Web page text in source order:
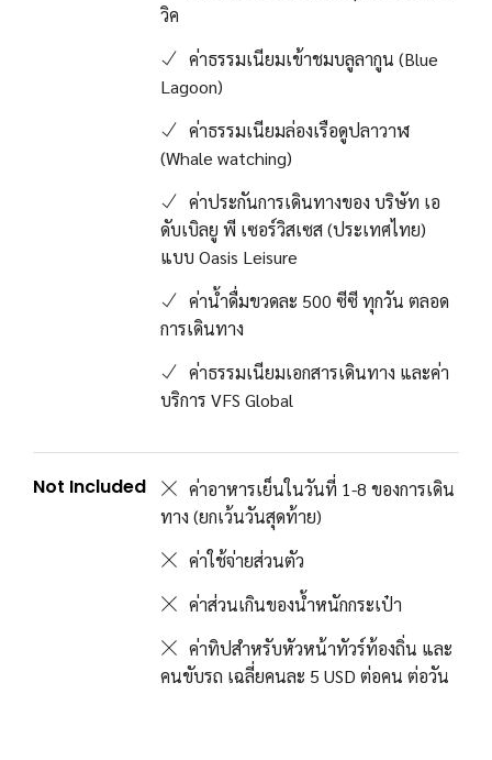
วิค
ค่าธรรมเนียมเข้าชมบลูลากูน (Blue
Lagoon)
ค่าธรรมเนียมล่องเรือดูปลาวาฬ
(Whale watching)
ค่าประกันการเดินทางของ บริษัท เอ
ดับเบิลยู พี เซอร์วิสเซส (ประเทศไทย)
แบบ Oasis Leisure
ค่าน้ำดื่มขวดละ 500 ซีซี ทุกวัน ตลอด
การเดินทาง
ค่าธรรมเนียมเอกสารเดินทาง และค่า
บริการ VFS Global
Not Included
ค่าอาหารเย็นในวันที่ 1-8 ของการเดิน
ทาง (ยกเว้นวันสุดท้าย)
ค่าใช้จ่ายส่วนตัว
ค่าส่วนเกินของน้ำหนักกระเป๋า
ค่าทิปสำหรับหัวหน้าทัวร์ท้องถิ่น และ
คนขับรถ เฉลี่ยคนละ 5 USD ต่อคน ต่อวัน